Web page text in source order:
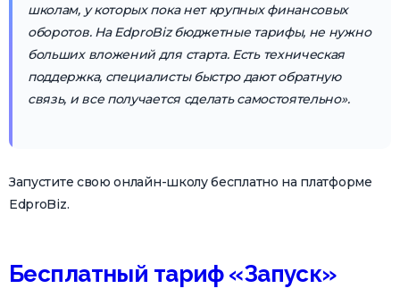
школам, у которых пока нет крупных финансовых
оборотов. На EdproBiz бюджетные тарифы, не нужно
больших вложений для старта. Есть техническая
поддержка, специалисты быстро дают обратную
связь, и все получается сделать самостоятельно».
Запустите свою онлайн-школу бесплатно на платформе
EdproBiz.
Бесплатный тариф «Запуск»